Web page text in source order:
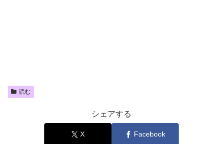
読む
シェアする
X Facebook